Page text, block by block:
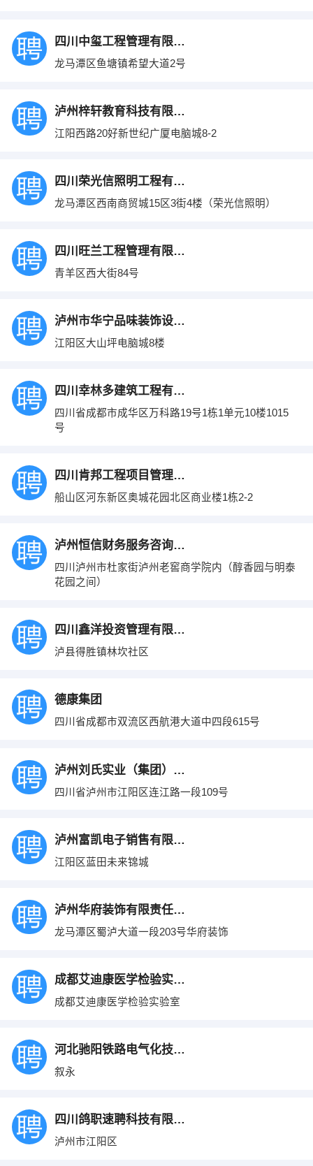
四川中玺工程管理有限公司
龙马潭区鱼塘镇希望大道2号
泸州梓轩教育科技有限公司
江阳西路20好新世纪广厦电脑城8-2
四川荣光信照明工程有限公司
龙马潭区西南商贸城15区3街4楼（荣光信照明）
四川旺兰工程管理有限公司
青羊区西大街84号
泸州市华宁品味装饰设计工程有限公司
江阳区大山坪电脑城8楼
四川幸林多建筑工程有限公司
四川省成都市成华区万科路19号1栋1单元10楼1015
号
四川肯邦工程项目管理有限公司
船山区河东新区奥城花园北区商业楼1栋2-2
泸州恒信财务服务咨询有限公司
四川泸州市杜家街泸州老窖商学院内（醇香园与明泰
花园之间）
四川鑫洋投资管理有限公司
泸县得胜镇林坎社区
德康集团
四川省成都市双流区西航港大道中四段615号
泸州刘氏实业（集团）有限公司
四川省泸州市江阳区连江路一段109号
泸州富凯电子销售有限公司
江阳区蓝田未来锦城
泸州华府装饰有限责任公司
龙马潭区蜀泸大道一段203号华府装饰
成都艾迪康医学检验实验室
成都艾迪康医学检验实验室
河北驰阳铁路电气化技术有限公司
叙永
四川鸽职速聘科技有限公司
泸州市江阳区